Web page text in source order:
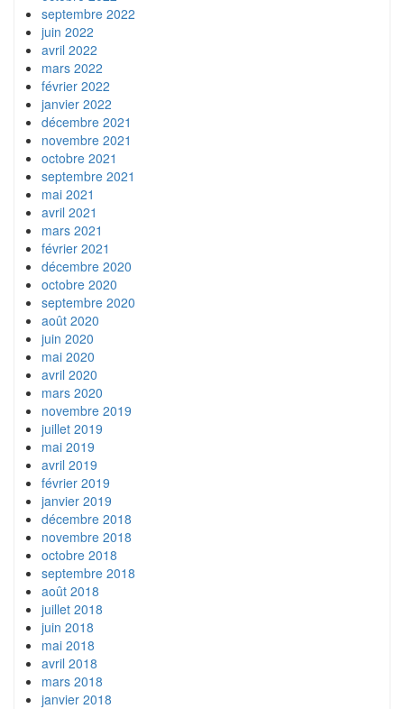
septembre 2022
juin 2022
avril 2022
mars 2022
février 2022
janvier 2022
décembre 2021
novembre 2021
octobre 2021
septembre 2021
mai 2021
avril 2021
mars 2021
février 2021
décembre 2020
octobre 2020
septembre 2020
août 2020
juin 2020
mai 2020
avril 2020
mars 2020
novembre 2019
juillet 2019
mai 2019
avril 2019
février 2019
janvier 2019
décembre 2018
novembre 2018
octobre 2018
septembre 2018
août 2018
juillet 2018
juin 2018
mai 2018
avril 2018
mars 2018
janvier 2018